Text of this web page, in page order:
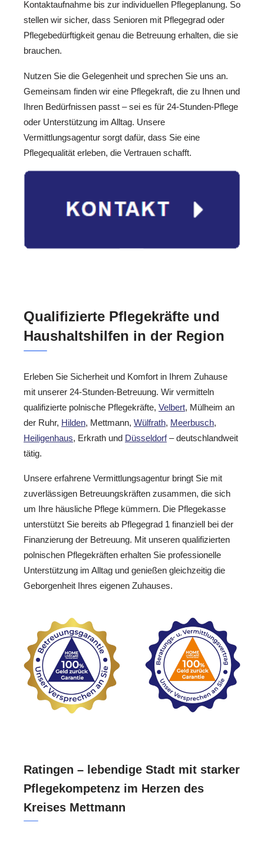
Kontaktaufnahme bis zur individuellen Pflegeplanung. So
stellen wir sicher, dass Senioren mit Pflegegrad oder
Pflegebedürftigkeit genau die Betreuung erhalten, die sie
brauchen.
Nutzen Sie die Gelegenheit und sprechen Sie uns an.
Gemeinsam finden wir eine Pflegekraft, die zu Ihnen und
Ihren Bedürfnissen passt – sei es für 24-Stunden-Pflege
oder Unterstützung im Alltag. Unsere
Vermittlungsagentur sorgt dafür, dass Sie eine
Pflegequalität erleben, die Vertrauen schafft.
Qualifizierte Pflegekräfte und
Haushaltshilfen in der Region
Erleben Sie Sicherheit und Komfort in Ihrem Zuhause
mit unserer 24-Stunden-Betreuung. Wir vermitteln
qualifizierte polnische Pflegekräfte, Velbert, Mülheim an
der Ruhr, Hilden, Mettmann, Wülfrath, Meerbusch,
Heiligenhaus, Erkrath und Düsseldorf– deutschlandweit
tätig.
Unsere erfahrene Vermittlungsagentur bringt Sie mit
zuverlässigen Betreuungskräften zusammen, die sich
um Ihre häusliche Pflege kümmern. Die Pflegekasse
unterstützt Sie bereits ab Pflegegrad 1 finanziell bei der
Finanzierung der Betreuung. Mit unseren qualifizierten
polnischen Pflegekräften erhalten Sie professionelle
Unterstützung im Alltag und genießen gleichzeitig die
Geborgenheit Ihres eigenen Zuhauses.
Ratingen – lebendige Stadt mit starker
Pflegekompetenz im Herzen des
Kreises Mettmann